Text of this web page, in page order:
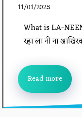
11/01/2025
What is LA-
रहा ला नी ना
Read more